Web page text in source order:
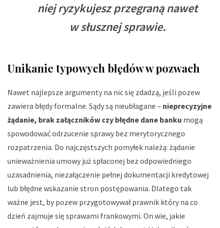
niej ryzykujesz przegraną nawet
w słusznej sprawie.
Unikanie typowych błędów w pozwach
Nawet najlepsze argumenty na nic się zdadzą, jeśli pozew
zawiera błędy formalne. Sądy są nieubłagane – nieprecyzyjne
żądanie, brak załączników czy błędne dane banku mogą
spowodować odrzucenie sprawy bez merytorycznego
rozpatrzenia. Do najczęstszych pomyłek należą: żądanie
unieważnienia umowy już spłaconej bez odpowiedniego
uzasadnienia, niezałączenie pełnej dokumentacji kredytowej
lub błędne wskazanie stron postępowania. Dlatego tak
ważne jest, by pozew przygotowywał prawnik który na co
dzień zajmuje się sprawami frankowymi. On wie, jakie